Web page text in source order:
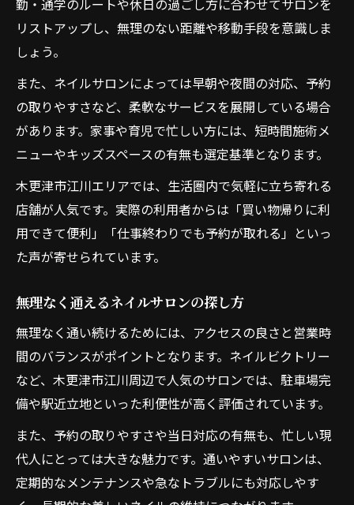
勤・通学のルートや休日の過ごし方に合わせてサロンを
リストアップし、無理のない距離や移動手段を意識しま
しょう。
また、ネイルサロンによっては早朝や夜間の対応、予約
の取りやすさなど、柔軟なサービスを展開している場合
があります。家事や育児で忙しい方には、短時間施術メ
ニューやキッズスペースの有無も選定基準となります。
木更津市江川エリアでは、生活圏内で気軽に立ち寄れる
店舗が人気です。実際の利用者からは「買い物帰りに利
用できて便利」「仕事終わりでも予約が取れる」といっ
た声が寄せられています。
無理なく通えるネイルサロンの探し方
無理なく通い続けるためには、アクセスの良さと営業時
間のバランスがポイントとなります。ネイルビクトリー
など、木更津市江川周辺で人気のサロンでは、駐車場完
備や駅近立地といった利便性が高く評価されています。
また、予約の取りやすさや当日対応の有無も、忙しい現
代人にとっては大きな魅力です。通いやすいサロンは、
定期的なメンテナンスや急なトラブルにも対応しやす